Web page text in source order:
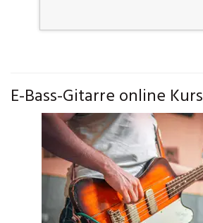
E-Bass-Gitarre online Kurs